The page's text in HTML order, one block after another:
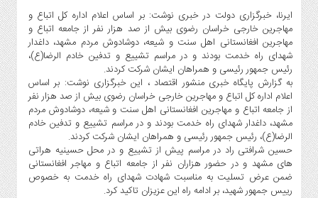
آپ
و
فن
آوری
بانک
،
بیمه
و
ارز
دیجیتال
کشاورزی
و
ایرنا، خبرگزاری دولت در خبری نوشت: بر اساس اعلام اداره کل اتباع و
مهاجرین خارجی خراسان رضوی بیش از صد هزار نفر از جامعه اتباع و
مهاجرین افغانستانی اهل سنت و شیعه، دوشادوش مردم مشهد، داغدار
شهدای راه خدمت بودند و در مراسم تشییع و تدفین خادم الرضا(ع)،
رئیس جمهور رئیسی و همراهان ایشان شرکت کردند.
به گزارش پایگاه خبری منشور اقتصاد ، این خبرگزاری نوشت: بر اساس
اعلام اداره کل اتباع و مهاجرین خارجی خراسان رضوی بیش از صد هزار نفر
از جامعه اتباع و مهاجرین افغانستانی اهل سنت و شیعه، دوشادوش مردم
مشهد، داغدار شهدای راه خدمت بودند و در مراسم تشییع و تدفین خادم
الرضا(ع)، رئیس جمهور رئیسی و همراهان ایشان شرکت کردند.
حسین شرافتی راد در مراسم پیش از تشییع و در محل حسینیه هراتی
های مشهد و در حضور هزاران نفر از جامعه اتباع و مهاجر افغانستانی
ضمن عرض تسلیت به مناسبت شهادت شهدای راه خدمت به خصوص
رییس جمهور شهید، بر ادامه راه این عزیزان تاکید کرد.